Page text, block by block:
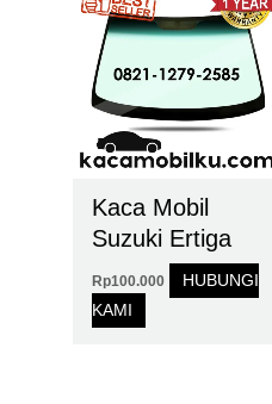
Kaca Mobil
Suzuki Ertiga
Rp100.000
HUBUNGI
KAMI